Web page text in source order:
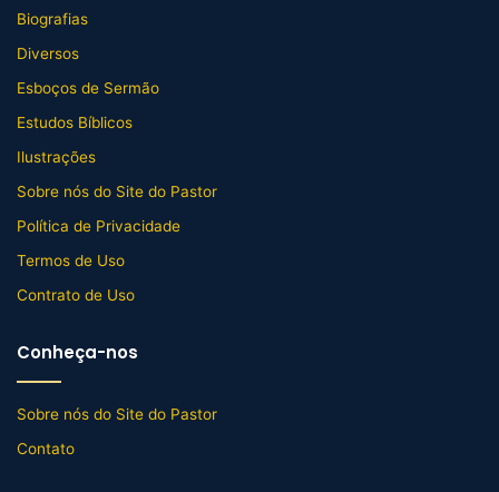
Biografias
Diversos
Esboços de Sermão
Estudos Bíblicos
Ilustrações
Sobre nós do Site do Pastor
Política de Privacidade
Termos de Uso
Contrato de Uso
Conheça-nos
Sobre nós do Site do Pastor
Contato